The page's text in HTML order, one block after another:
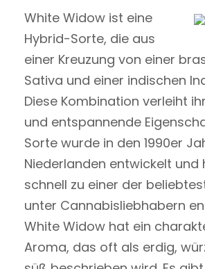
White Widow ist eine
Hybrid-Sorte, die aus
einer Kreuzung von einer
Sativa und einer indischen
Diese Kombination verleiht
und entspannende
Sorte wurde in den 1990er
Niederlanden entwickelt und
schnell zu einer der
unter Cannabisliebhabern
White Widow hat ein
Aroma, das oft als erdig,